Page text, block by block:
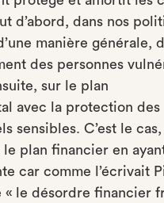
d’abord, dans nos
manière générale,
des personnes
sur le plan
avec la protection des
sensibles. C’est le cas,
plan financier en
car comme l’écrivait
« le désordre financier